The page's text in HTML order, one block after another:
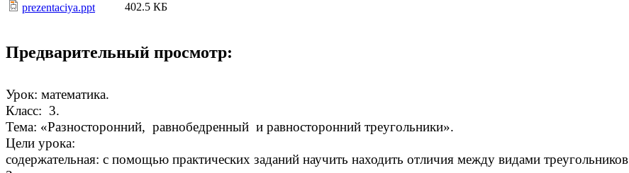
prezentaciya.ppt
402.5 КБ
Предварительный просмотр:
Урок: математика.
Класс: 3.
Тема: «Разносторонний, равнобедренный и равносторонний треугольники».
Цели урока:
содержательная: с помощью практических заданий научить находить отличия между видами треугольников